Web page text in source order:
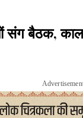
संग बैठक,